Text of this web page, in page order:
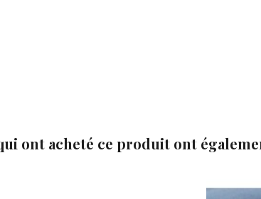
ont acheté ce produit ont